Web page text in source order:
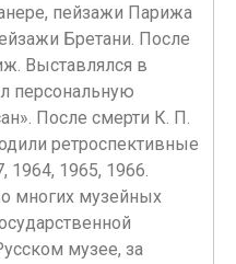
пейзажи Парижа
Бретани. После
Выставлялся в
персональную
После смерти К. П.
ретроспективные
1964, 1965, 1966.
многих музейных
музее, за